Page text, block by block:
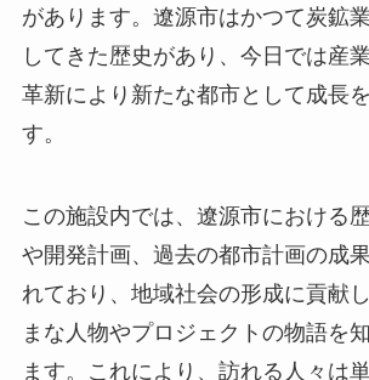
この施設内では、遼源市における
や開発計画、過去の都市計画の成
れており、地域社会の形成に貢献
まな人物やプロジェクトの物語を
だけでなく、遼源市がどのように
至ったのかという歴史の一端をリ
とができるのです。